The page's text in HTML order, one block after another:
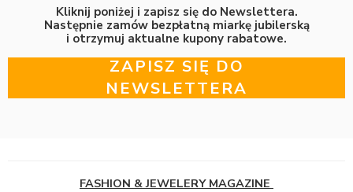
Kliknij poniżej i zapisz się do Newslettera.
Następnie zamów bezpłatną miarkę jubilerską
i otrzymuj aktualne kupony rabatowe.
ZAPISZ SIĘ DO
NEWSLETTERA
FASHION & JEWELERY MAGAZINE